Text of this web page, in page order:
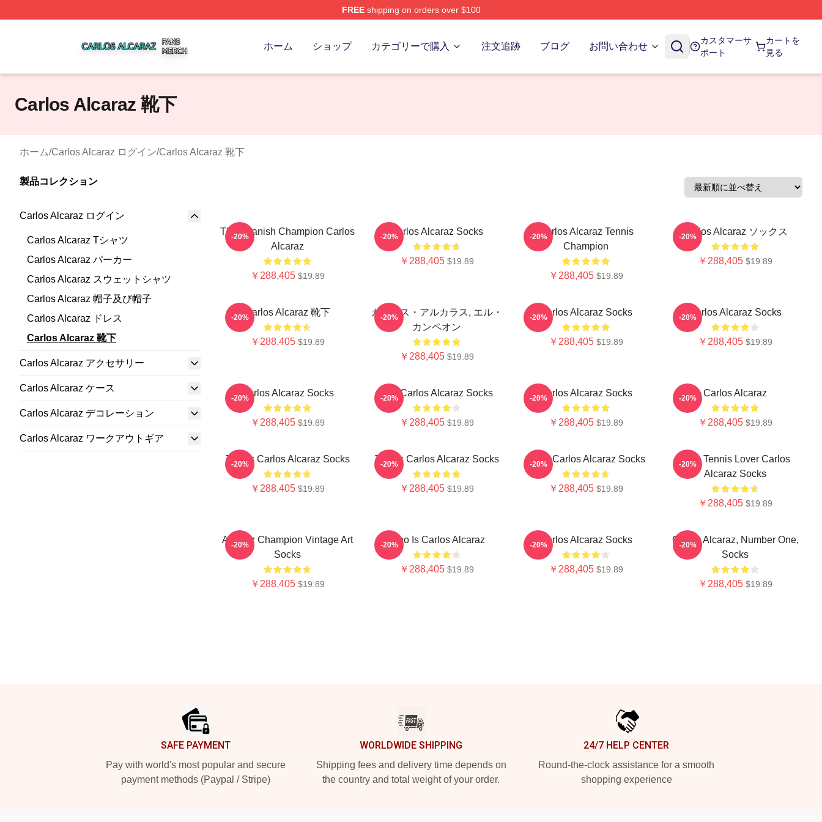
FREEshipping on orders over $100
ホーム ショップ カテゴリーで購入 注文追跡 ブログ お問い合わせ
カスタマーサ
ポート
カートを
見る
Carlos Alcaraz 靴下
ホーム/Carlos Alcaraz ログイン/Carlos Alcaraz 靴下
製品コレクション
Carlos Alcaraz ログイン
Carlos Alcaraz Tシャツ
Carlos Alcaraz パーカー
Carlos Alcaraz スウェットシャツ
Carlos Alcaraz 帽子及び帽子
Carlos Alcaraz ドレス
Carlos Alcaraz 靴下
Carlos Alcaraz アクセサリー
Carlos Alcaraz ケース
Carlos Alcaraz デコレーション
Carlos Alcaraz ワークアウトギア
The Spanish Champion Carlos
Alcaraz
￥288,405 $19.89
-20% Carlos Alcaraz Socks
￥288,405 $19.89
-20%
Carlos Alcaraz Tennis
Champion
￥288,405 $19.89
-20% Carlos Alcaraz ソックス
￥288,405 $19.89
-20%
Carlos Alcaraz 靴下
￥288,405 $19.89
-20%
カルロス・アルカラス, エル・
カンペオン
￥288,405 $19.89
-20% Carlos Alcaraz Socks
￥288,405 $19.89
-20% Carlos Alcaraz Socks
￥288,405 $19.89
-20%
Carlos Alcaraz Socks
￥288,405 $19.89
-20% The Carlos Alcaraz Socks
￥288,405 $19.89
-20% Carlos Alcaraz Socks
￥288,405 $19.89
-20% Carlos Alcaraz
￥288,405 $19.89
-20%
Tennis Carlos Alcaraz Socks
￥288,405 $19.89
-20% Tennis Carlos Alcaraz Socks
￥288,405 $19.89
-20% Tenis Carlos Alcaraz Socks
￥288,405 $19.89
-20%
Girls Tennis Lover Carlos
Alcaraz Socks
￥288,405 $19.89
-20%
Alcaraz Champion Vintage Art
Socks
￥288,405 $19.89
-20% Who Is Carlos Alcaraz
￥288,405 $19.89
-20% Carlos Alcaraz Socks
￥288,405 $19.89
-20%
Carlos Alcaraz, Number One,
Socks
￥288,405 $19.89
-20%
SAFE PAYMENT
Pay with world's most popular and secure
payment methods (Paypal / Stripe)
WORLDWIDE SHIPPING
Shipping fees and delivery time depends on
the country and total weight of your order.
24/7 HELP CENTER
Round-the-clock assistance for a smooth
shopping experience